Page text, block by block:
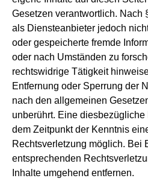
Gesetzen verantwortlich. Nach
als Diensteanbieter jedoch
oder gespeicherte fremde
oder nach Umständen zu
rechtswidrige Tätigkeit
Entfernung oder Sperrung der
nach den allgemeinen
unberührt. Eine
dem Zeitpunkt der Kenntnis
Rechtsverletzung möglich. Bei
entsprechenden
Inhalte umgehend entfernen.